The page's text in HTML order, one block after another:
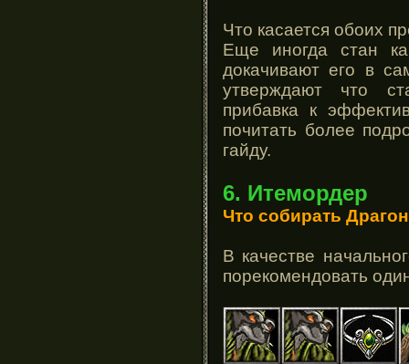
Что касается обоих
Еще иногда стан
докачивают его в
утверждают что
прибавка к
почитать более
гайду.
6. Итемордер
Что собирать
В качестве
порекомендовать